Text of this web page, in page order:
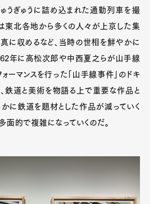
うぎゅうに詰め込まれた通勤列車を撮
東北各地から多くの人々が上京した集
に収めるなど、当時の世相を鮮やかに
年に高松次郎や中西夏之らが山手線
ーマンスを行った「山手線事件」のドキ
、鉄道と美術を物語る上で重要な作品と
かに鉄道を題材とした作品が減っていく
面的で複雑になっていくのだ。